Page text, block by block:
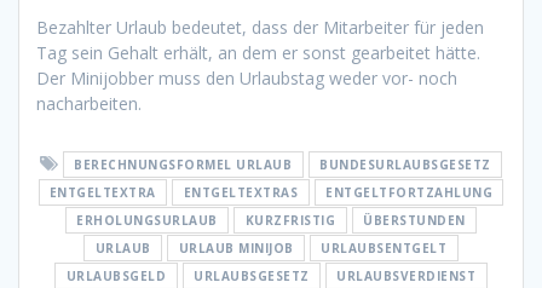
Bezahlter Urlaub bedeutet, dass der Mitarbeiter für jeden
Tag sein Gehalt erhält, an dem er sonst gearbeitet hätte.
Der Minijobber muss den Urlaubstag weder vor- noch
nacharbeiten.
BERECHNUNGSFORMEL URLAUB
BUNDESURLAUBSGESETZ
ENTGELTEXTRA
ENTGELTEXTRAS
ENTGELTFORTZAHLUNG
ERHOLUNGSURLAUB
KURZFRISTIG
ÜBERSTUNDEN
URLAUB
URLAUB MINIJOB
URLAUBSENTGELT
URLAUBSGELD
URLAUBSGESETZ URLAUBSVERDIENST